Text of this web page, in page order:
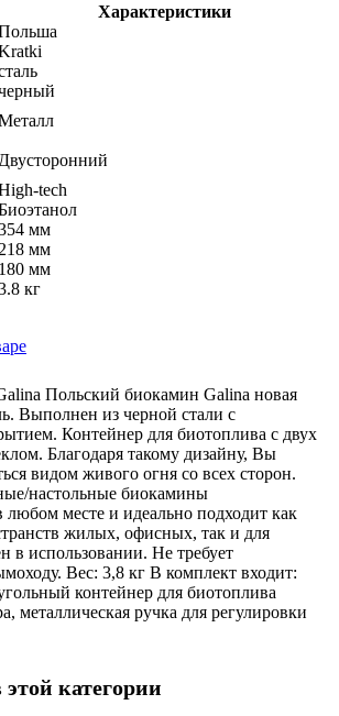
Характеристики
Двусторонний
tech
мм
218 мм
180 мм
кг
Польский биокамин Galina новая
Выполнен из черной стали с
Контейнер для биотоплива с двух
Благодаря такому дизайну, Вы
видом живого огня со всех сторон.
настольные биокамины
любом месте и идеально подходит как
жилых, офисных, так и для
в использовании. Не требует
Вес: 3,8 кг В комплект входит:
контейнер для биотоплива
металлическая ручка для регулировки
категории